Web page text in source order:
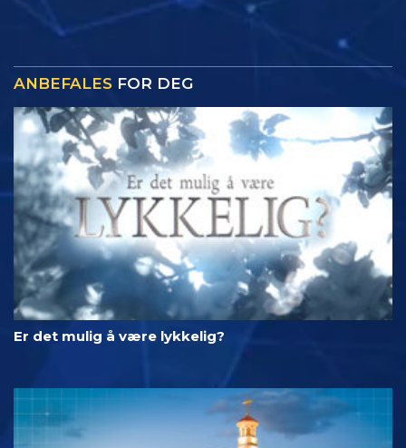
ANBEFALES FOR DEG
Er det mulig å være lykkelig?